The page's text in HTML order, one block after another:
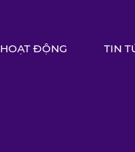
HOẠT ĐỘNG TIN